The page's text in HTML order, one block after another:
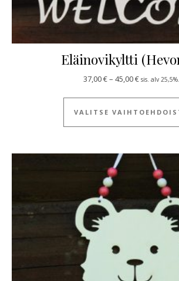
Eläinovikyltti
37,00€– 45,00€ sis. alv 25,5%.
VALITSE